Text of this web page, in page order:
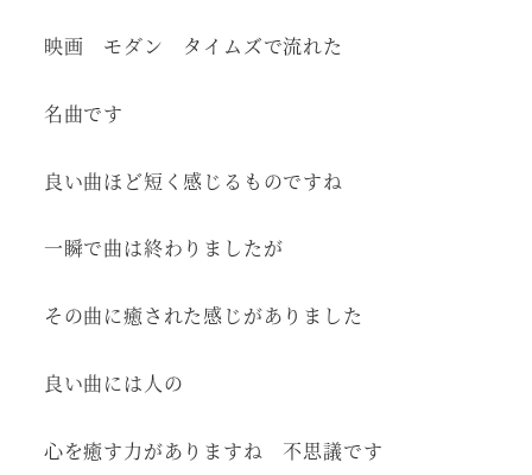
映画 モダン タイムズで流れた
名曲です
良い曲ほど短く感じるものですね
一瞬で曲は終わりましたが
その曲に癒された感じがありました
良い曲には人の
心を癒す力がありますね 不思議です